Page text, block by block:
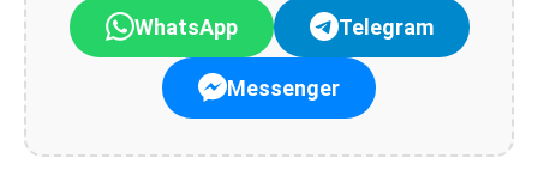
WhatsApp Telegram
Messenger